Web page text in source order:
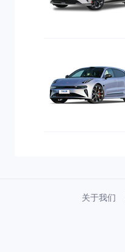
关于我们